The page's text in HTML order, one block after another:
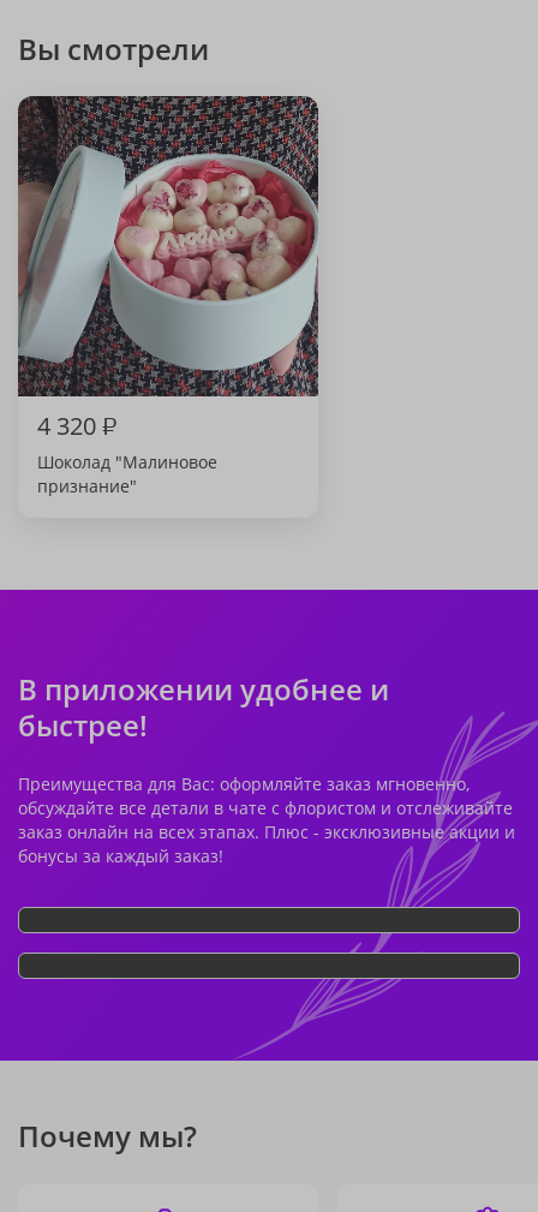
Вы смотрели
4 320₽
Шоколад "Малиновое
признание"
В приложении удобнее и
быстрее!
Преимущества для Вас: оформляйте заказ мгновенно,
обсуждайте все детали в чате с флористом и отслеживайте
заказ онлайн на всех этапах. Плюс - эксклюзивные акции и
бонусы за каждый заказ!
Почему мы?